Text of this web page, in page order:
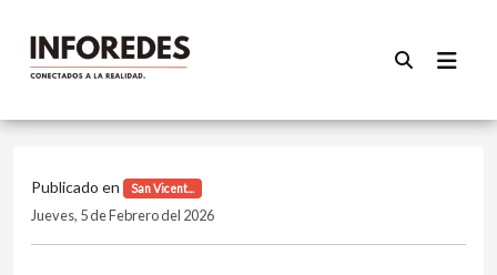
Publicado en San Vicent...
Jueves, 5 de Febrero del 2026